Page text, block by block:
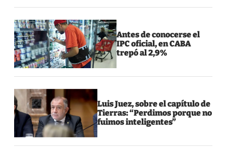
Antes de conocerse el
IPC oficial, en CABA
trepó al 2,9%
Luis Juez, sobre el capítulo de
Tierras: “Perdimos porque no
fuimos inteligentes”